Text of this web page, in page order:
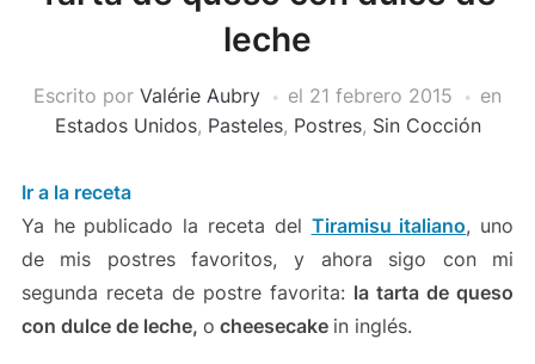
leche
Escrito por Valérie Aubry el 21 febrero 2015
en
Estados Unidos, Pasteles, Postres, Sin Cocción
Ir a la receta
Ya he publicado la receta del Tiramisu italiano, uno
de mis postres favoritos, y ahora sigo con mi
segunda receta de postre favorita: la tarta de queso
con dulce de leche, o cheesecake in inglés.